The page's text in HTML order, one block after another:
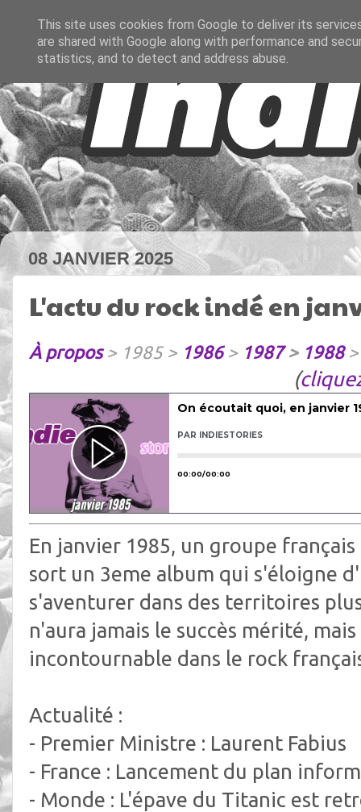
08 JANVIER 2025
L'actu du rock indé en
À propos> 1985 > 1986 > 1987> 1988
(
En janvier 1985, un groupe
sort un 3eme album qui s'éloigne
s'aventurer dans des territoires
n'aura jamais le succès mérité,
incontournable dans le rock
Actualité :
- Premier Ministre : Laurent Fabius
- France : Lancement du plan
- Monde : L'épave du Titanic est
This site uses cookies from Google to deliver its
are shared with Google along with performance and
statistics, and to detect and address abuse.